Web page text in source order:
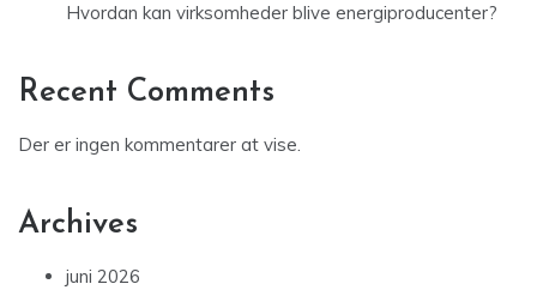
Hvordan kan virksomheder blive energiproducenter?
Recent Comments
Der er ingen kommentarer at vise.
Archives
juni 2026